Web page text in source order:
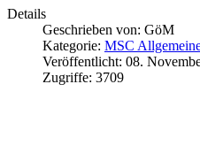
Details
Geschrieben von: GöM
Kategorie: MSC
Veröffentlicht: 08.
Zugriffe: 3709